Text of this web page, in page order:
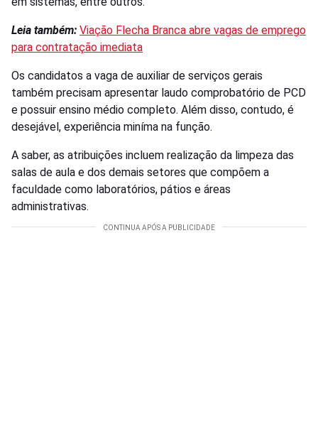
Leia também: Viação Flecha Branca abre vagas de emprego
para contratação imediata
Os candidatos a vaga de auxiliar de serviços gerais
também precisam apresentar laudo comprobatório de PCD
e possuir ensino médio completo. Além disso, contudo, é
desejável, experiência miníma na função.
A saber, as atribuições incluem realização da limpeza das
salas de aula e dos demais setores que compõem a
faculdade como laboratórios, pátios e áreas
administrativas.